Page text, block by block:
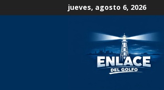
jueves, agosto 6, 2026